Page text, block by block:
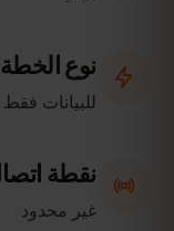
نوع الخطة
للبيانات فقط
نقطة
غير محدود